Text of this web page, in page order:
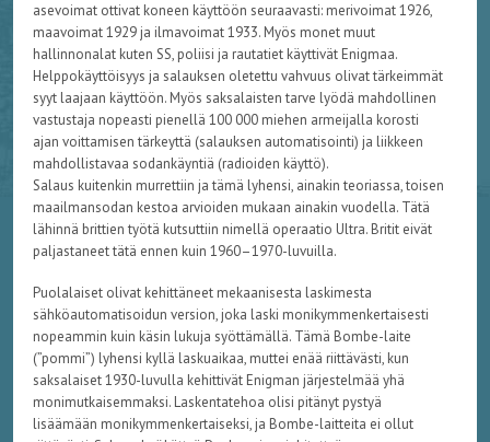
asevoimat ottivat koneen käyttöön seuraavasti: merivoimat 1926,
maavoimat 1929 ja ilmavoimat 1933. Myös monet muut
hallinnonalat kuten SS, poliisi ja rautatiet käyttivät Enigmaa.
Helppokäyttöisyys ja salauksen oletettu vahvuus olivat tärkeimmät
syyt laajaan käyttöön. Myös saksalaisten tarve lyödä mahdollinen
vastustaja nopeasti pienellä 100 000 miehen armeijalla korosti
ajan voittamisen tärkeyttä (salauksen automatisointi) ja liikkeen
mahdollistavaa sodankäyntiä (radioiden käyttö).
Salaus kuitenkin murrettiin ja tämä lyhensi, ainakin teoriassa, toisen
maailmansodan kestoa arvioiden mukaan ainakin vuodella. Tätä
lähinnä brittien työtä kutsuttiin nimellä operaatio Ultra. Britit eivät
paljastaneet tätä ennen kuin 1960–1970-luvuilla.
Puolalaiset olivat kehittäneet mekaanisesta laskimesta
sähköautomatisoidun version, joka laski monikymmenkertaisesti
nopeammin kuin käsin lukuja syöttämällä. Tämä Bombe-laite
(”pommi”) lyhensi kyllä laskuaikaa, muttei enää riittävästi, kun
saksalaiset 1930-luvulla kehittivät Enigman järjestelmää yhä
monimutkaisemmaksi. Laskentatehoa olisi pitänyt pystyä
lisäämään monikymmenkertaiseksi, ja Bombe-laitteita ei ollut